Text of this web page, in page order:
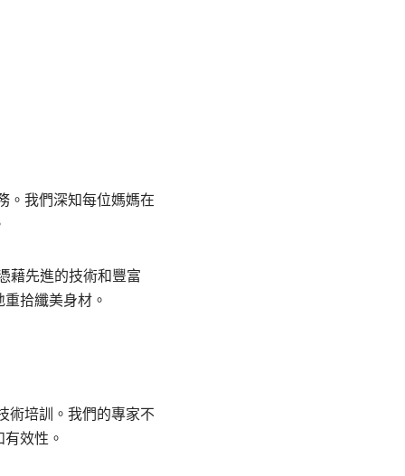
。我們深知每位媽媽在
藉先進的技術和豐富
拾纖美身材。
術培訓。我們的專家不
效性。